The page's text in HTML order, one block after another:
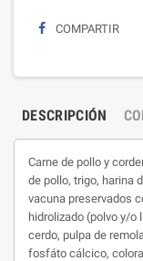
COMPARTIR
DESCRIPCIÓN
Carne de pollo y
de pollo, trigo, harina
vacuna preservados
hidrolizado (polvo y/o
cerdo, pulpa de
fosfáto cálcico,